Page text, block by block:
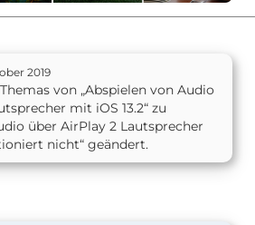
2019
von „Abspielen von Audio
mit iOS 13.2“ zu
über AirPlay 2 Lautsprecher
nicht“ geändert.